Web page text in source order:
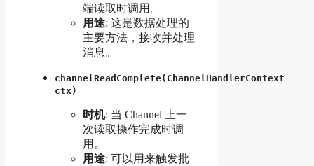
端读取时调用。
用途: 这是数据处理的
主要方法，接收并处理
消息。
channelReadComplete(ChannelHandlerContext
ctx)
时机: 当 Channel 上一
次读取操作完成时调
用。
用途: 可以用来触发批